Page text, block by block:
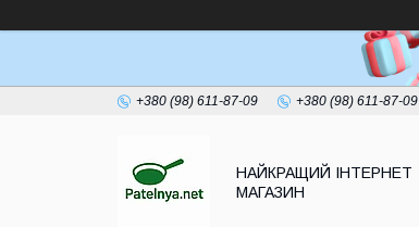
+380 (98) 611-87-09 +380 (98) 611-87-09
НАЙКРАЩИЙ ІНТЕРНЕТ
МАГАЗИН